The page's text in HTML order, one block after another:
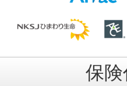
保